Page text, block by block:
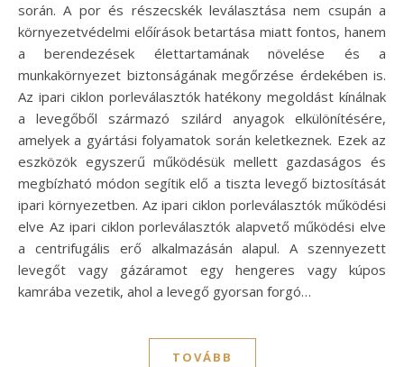
során. A por és részecskék leválasztása nem csupán a
környezetvédelmi előírások betartása miatt fontos, hanem
a berendezések élettartamának növelése és a
munkakörnyezet biztonságának megőrzése érdekében is.
Az ipari ciklon porleválasztók hatékony megoldást kínálnak
a levegőből származó szilárd anyagok elkülönítésére,
amelyek a gyártási folyamatok során keletkeznek. Ezek az
eszközök egyszerű működésük mellett gazdaságos és
megbízható módon segítik elő a tiszta levegő biztosítását
ipari környezetben. Az ipari ciklon porleválasztók működési
elve Az ipari ciklon porleválasztók alapvető működési elve
a centrifugális erő alkalmazásán alapul. A szennyezett
levegőt vagy gázáramot egy hengeres vagy kúpos
kamrába vezetik, ahol a levegő gyorsan forgó…
TOVÁBB